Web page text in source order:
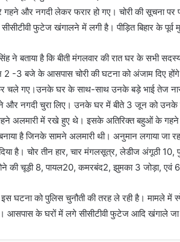
और नगदी लेकर फरार हो गए। चोरी की सूचना पर
फुटेज खंगालने में लगी है। पीड़ित बिहार के पूर्व
सिंह ने बताया है कि बीती मंगलवार की रात घर के सभी
2 -3 बजे के आसपास चोरी की घटना को अंजाम दिए
चले गए।उनके घर के साथ-साथ उनके बड़े भाई तेज
और नगदी चुरा लिए। उनके घर में बीते 3 जून को उनके
अलमारी में रखे हुए थे। इसके अतिरिक्त बहुओं के गहने
बनाया है जिनके सामने अलमारी थी। अनुमान लगाया जा
है। चोर तीन हार, चार मंगलसूत्र, लेडीज अंगूठी
की चूड़ी 8, पायल20, कमरबंद2, झुमका 3 जोड़ा, एवं
इस घटना को पुलिस चुनौती की तरह ले रही है। मामले
आसपास के घरों में लगे सीसीटीवी फुटेज आदि खंगाले जा